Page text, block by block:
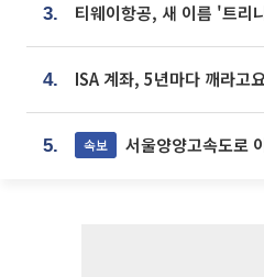
3.
4. ISA 계좌, 5년마다 깨라고
5. 속보 서울양양고속도로